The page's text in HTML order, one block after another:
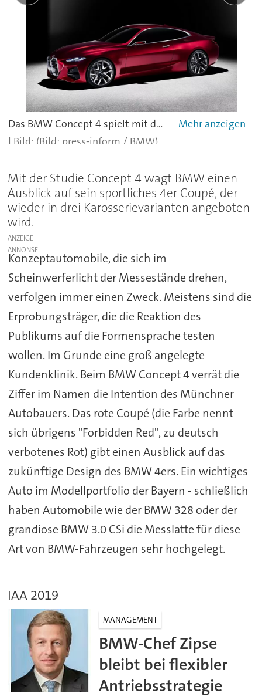
Das BMW Concept 4 spielt mit den Proportionen eines klassischen Coupés.
(Bild: press-inform / BMW)
Mit der Studie Concept 4 wagt BMW einen
Ausblick auf sein sportliches 4er Coupé, der
wieder in drei Karosserievarianten angeboten
wird.
ANZEIGE
Konzeptautomobile, die sich im
Scheinwerferlicht der Messestände drehen,
verfolgen immer einen Zweck. Meistens sind die
Erprobungsträger, die die Reaktion des
Publikums auf die Formensprache testen
wollen. Im Grunde eine groß angelegte
Kundenklinik. Beim BMW Concept 4 verrät die
Ziffer im Namen die Intention des Münchner
Autobauers. Das rote Coupé (die Farbe nennt
sich übrigens "Forbidden Red", zu deutsch
verbotenes Rot) gibt einen Ausblick auf das
zukünftige Design des BMW 4ers. Ein wichtiges
Auto im Modellportfolio der Bayern - schließlich
haben Automobile wie der BMW 328 oder der
grandiose BMW 3.0 CSi die Messlatte für diese
Art von BMW-Fahrzeugen sehr hochgelegt.
IAA 2019
MANAGEMENT
BMW-Chef Zipse
bleibt bei flexibler
Antriebsstrategie